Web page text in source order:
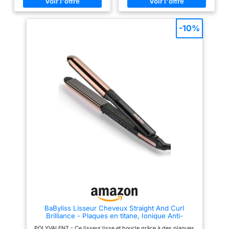
Titane Performantes – Les
plaques flottantes en aluminium
cheveux épais ou frisés
Température Réglable pour
Chaque Besoin – Doté de 5
niveaux de température, de
150°C à 230°C, le lisseur
vapeur Titanium s’adapte à tous
les types de cheveux. L’écran
digital permet un réglage précis
et rapide de la chaleur pour une
coiffure réussie ! Peigne Latéral
au Service de Vos Cheveux -
Demeliss conçoit des appareils
de coiffure innovants,
performants et accessibles.
Même avec un coiffage
quotidien, vous n’aurez plus à
Plaque Flottante 3D : Le fer a
lisser BESTOPE PRO, idéal pour
boucler et lisser les cheveux,
inclinées à n’importe quel angle
pendant l’utilisation, pour un
lissage parfait ou texturé
Chauffage Rapide : Notre hair
straightener est doté d’un
élément chauffant PTC intégré
qui atteint la température
tous les types de cheveux, et
visualiser les variations de
température en temps réel
BaByliss Lisseur Cheveux Straight And Curl
Brilliance - Plaques en titane, Ionique Anti-
-10%